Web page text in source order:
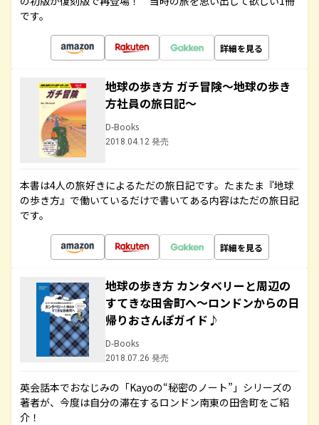
です。
詳細を見る
地球の歩き方 ガチ冒険～地球の歩き
方社員の旅日記～
D-Books
2018.04.12 発売
本書は4人の旅好きによるただの旅日記です。たまたま『地球
の歩き方』で働いているだけで書いてある内容はただの旅日記
です。
詳細を見る
地球の歩き方 カンタベリーと周辺の
すてきな田舎町へ～ロンドンからの日
帰りおさんぽガイド♪
D-Books
2018.07.26 発売
英会話本でおなじみの「Kayoの“秘密のノート”」シリーズの
著者が、今度は自分の滞在するロンドン南東の田舎町をご紹
介！